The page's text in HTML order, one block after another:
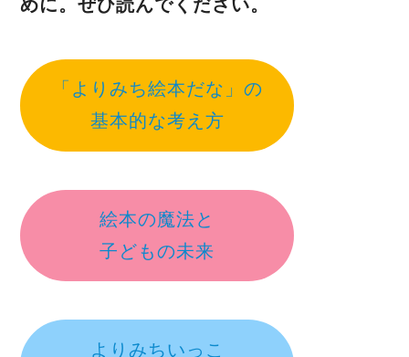
めに。ぜひ読んでください。
「よりみち絵本だな」の
基本的な考え方
絵本の魔法と
子どもの未来
よりみちいっこ